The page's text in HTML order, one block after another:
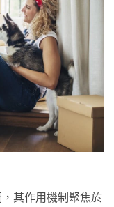
其作用機制聚焦於